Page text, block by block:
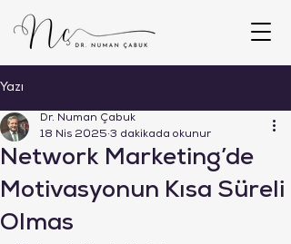
Yazı
Network Marketing’de
Motivasyonun Kısa Süreli
Olmas
Dr. Numan Çabuk
18 Nis 2025 3 dakikada okunur